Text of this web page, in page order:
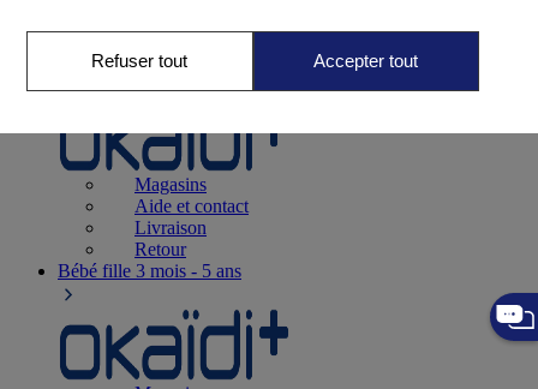
Naissance0-12 mois
Magasins
Aide et contact
Livraison
Retour
Bébé fille 3 mois - 5 ans
Refuser tout Accepter tout